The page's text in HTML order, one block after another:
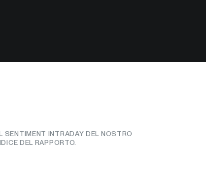
SENTIMENT INTRADAY DEL NOSTRO
DEL RAPPORTO.